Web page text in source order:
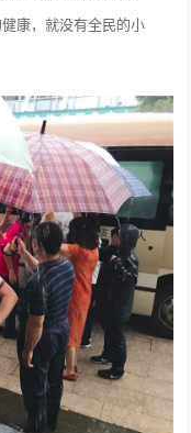
康，就没有全民的小